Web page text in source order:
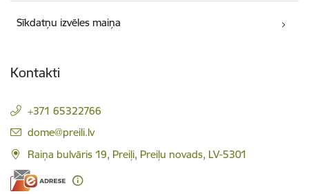
Sīkdatņu izvēles maiņa
Kontakti
+371 65322766
E-pasts:
dome@preili.lv
Raiņa bulvāris 19, Preiļi, Preiļu novads, LV-5301